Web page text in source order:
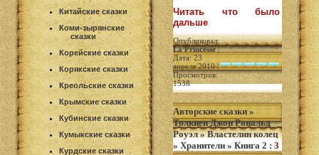
Китайские сказки
Коми-зырянские
сказки
Корейские сказки
Корякские сказки
Креольские сказки
Крымские сказки
Кубинские сказки
Кумыкские сказки
Курдские сказки
Читать что было
дальше
Опубликовал:
La Princesse|
Дата: 23
апреля 2010 |
Просмотров:
1538
Авторские сказки »
Толкиен Джон Рональд
Роуэл»Властелин колец
» Хранители » Книга 2 : 3